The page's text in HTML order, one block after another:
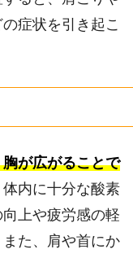
症状を引き起こ
が広がることで
内に十分な酸素
上や疲労感の軽
た、肩や首にか